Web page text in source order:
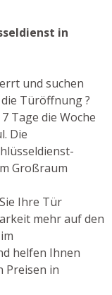
in
und suchen
Türöffnung ?
Tage die Woche
Die
Großraum
Ihre Tür
mehr auf den
helfen Ihnen
Preisen in